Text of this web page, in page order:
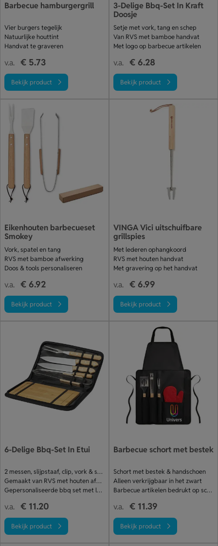
Barbecue hamburgergrill
Vier burgers tegelijk
Natuurlijke houttint
Handvat te graveren
v.a. € 5.73
Bekijk product
3-Delige Bbq-Set In Kraft
Doosje
Setje met vork, tang en schep
Van RVS met bamboe handvat
Met logo op barbecue artikelen
v.a. € 6.28
Bekijk product
Eikenhouten barbecueset
Smokey
Vork, spatel en tang
RVS met bamboe afwerking
Doos & tools personaliseren
v.a. € 6.92
Bekijk product
VINGA Vici uitschuifbare
grillspies
Met lederen ophangkoord
RVS met houten handvat
Met gravering op het handvat
v.a. € 6.99
Bekijk product
6-Delige Bbq-Set In Etui
2 messen, slijpstaaf, clip, vork & snijplank
Gemaakt van RVS met houten afwerking
Gepersonaliseerde bbq set met logo
v.a. € 11.20
Bekijk product
Barbecue schort met bestek
Schort met bestek & handschoen
Alleen verkrijgbaar in het zwart
Barbecue artikelen bedrukt op schort
v.a. € 11.39
Bekijk product